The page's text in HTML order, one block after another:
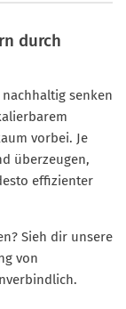
durch
senken
vorbei. Je
überzeugen,
effizienter
Sieh dir unsere
von